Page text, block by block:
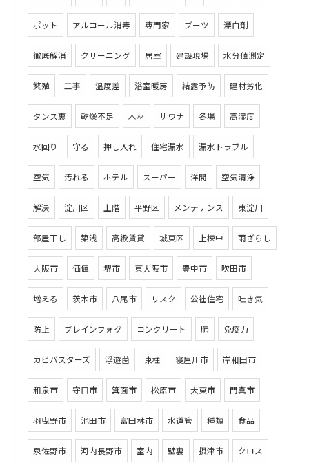
ポット アルコール消毒 専門家 ブーツ 漂白剤
徹底解消 クリーニング 居室 建設現場 水分値測定
繁殖 工事 温度差 浴室暖房 結露予防 建材劣化
タンス裏 乾燥不足 木材 サウナ 冬場 高湿度
水回り 守る 押し入れ 住宅漏水 漏水トラブル
空気 汚れる ホテル スーパー 洋間 空気清浄
解決 淀川区 上階 平野区 メンテナンス 東淀川
部屋干し 築浅 高級賃貸 城東区 上棟中 雨ざらし
大阪市 価値 堺市 東大阪市 豊中市 吹田市
増える 茨木市 八尾市 リスク 公社住宅 吐き気
防止 ブレインフォグ コンクリート 肺 免疫力
カビバスターズ 浮遊菌 束柱 寝屋川市 岸和田市
和泉市 守口市 箕面市 松原市 大東市 門真市
羽曳野市 池田市 富田林市 水道管 種類 食品
泉佐野市 河内長野市 室内 壁裏 摂津市 クロス